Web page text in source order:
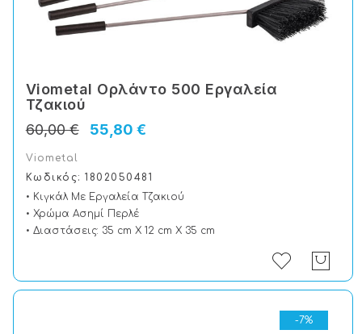
Viometal Ορλάντο 500 Εργαλεία
Τζακιού
55,80 €
60,00 €
Viometal
Κωδικός: 1802050481
• Κιγκάλ Με Εργαλεία Τζακιού
• Χρώμα Ασημί Περλέ
• Διαστάσεις: 35 cm X 12 cm X 35 cm
-7%